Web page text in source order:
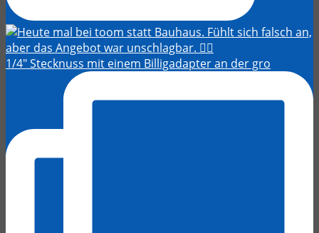
1/4" Stecknuss mit einem Billigadapter an der gro